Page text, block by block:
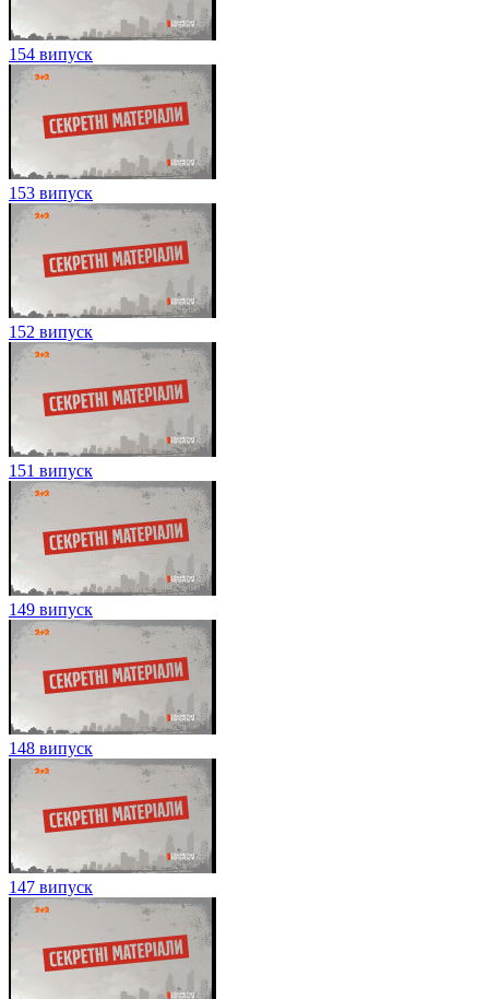
154 випуск
153 випуск
152 випуск
151 випуск
149 випуск
148 випуск
147 випуск